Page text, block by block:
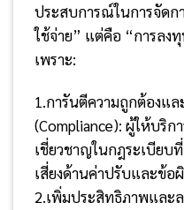
ประสบการณ์ในการจัดก
ใช้จ่าย” แต่คือ “การลง
เพราะ:
1.การันตีความถูกต้องแ
(Compliance): ผู้ให้บริก
เชี่ยวชาญในกฎระเบียบ
เสี่ยงด้านค่าปรับและข้
2.เพิ่มประสิทธิภาพและ